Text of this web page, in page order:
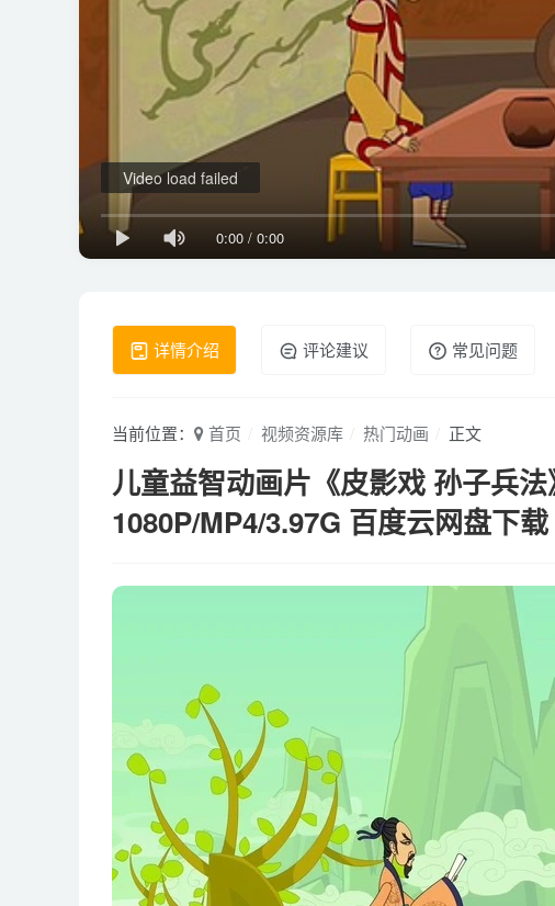
0:00 / 0:00
Video load failed
详情介绍 评论建议 常见问题
当前位置： 首页 视频资源库 热门动画 正文
儿童益智动画片《皮影戏 孙子兵
1080P/MP4/3.97G 百度云网盘下载